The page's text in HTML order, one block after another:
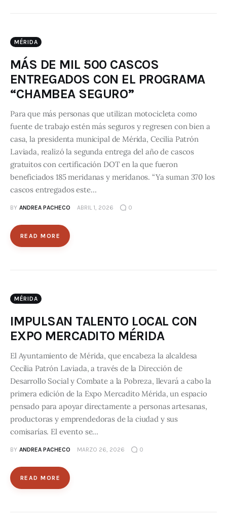
MÉRIDA
MÁS DE MIL 500 CASCOS
ENTREGADOS CON EL PROGRAMA
“CHAMBEA SEGURO”
Para que más personas que utilizan motocicleta como
fuente de trabajo estén más seguros y regresen con bien a
casa, la presidenta municipal de Mérida, Cecilia Patrón
Laviada, realizó la segunda entrega del año de cascos
gratuitos con certificación DOT en la que fueron
beneficiados 185 meridanas y meridanos. “Ya suman 370 los
cascos entregados este…
BY ANDREA PACHECO ABRIL 1, 2026 0
READ MORE
MÉRIDA
IMPULSAN TALENTO LOCAL CON
EXPO MERCADITO MÉRIDA
El Ayuntamiento de Mérida, que encabeza la alcaldesa
Cecilia Patrón Laviada, a través de la Dirección de
Desarrollo Social y Combate a la Pobreza, llevará a cabo la
primera edición de la Expo Mercadito Mérida, un espacio
pensado para apoyar directamente a personas artesanas,
productoras y emprendedoras de la ciudad y sus
comisarías. El evento se…
BY ANDREA PACHECO MARZO 26, 2026 0
READ MORE